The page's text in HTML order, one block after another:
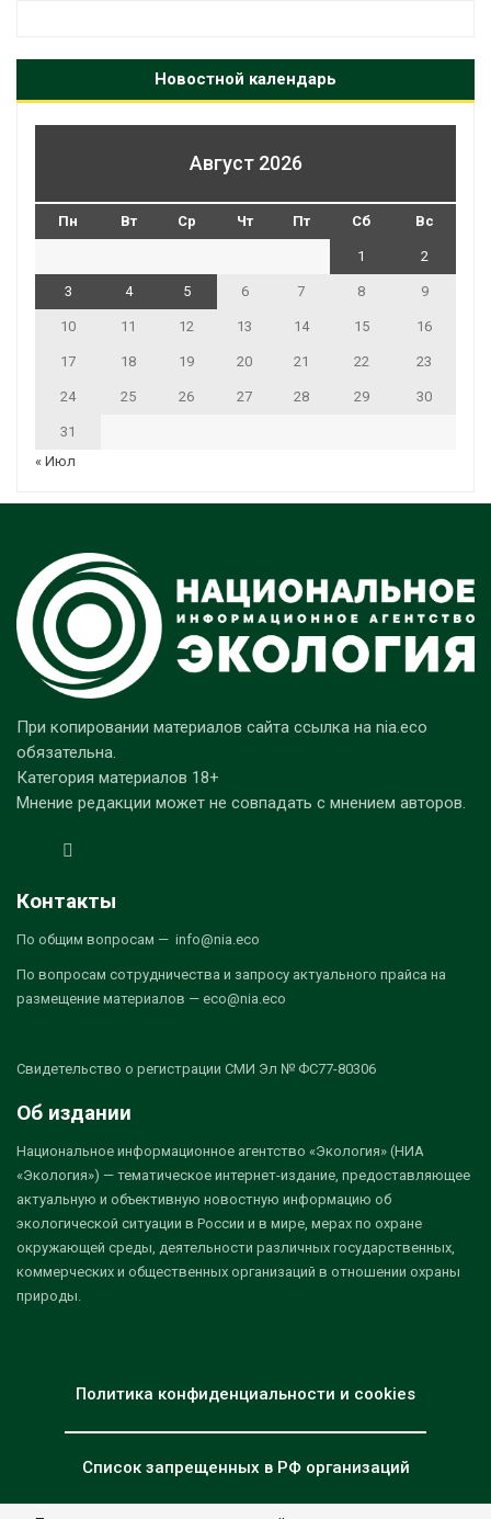
Новостной календарь
Август 2026
Пн Вт Ср Чт Пт Сб Вс
1 2
3 4 5 6 7 8 9
10 11 12 13 14 15 16
17 18 19 20 21 22 23
24 25 26 27 28 29 30
31
« Июл
При копировании материалов сайта ссылка на nia.eco
обязательна.
Категория материалов 18+
Мнение редакции может не совпадать с мнением авторов.
Контакты
По общим вопросам — info@nia.eco
По вопросам сотрудничества и запросу актуального прайса на
размещение материалов — eco@nia.eco
Свидетельство о регистрации СМИ Эл № ФС77-80306
Об издании
Национальное информационное агентство «Экология» (НИА
«Экология») — тематическое интернет-издание, предоставляющее
актуальную и объективную новостную информацию об
экологической ситуации в России и в мире, мерах по охране
окружающей среды, деятельности различных государственных,
коммерческих и общественных организаций в отношении охраны
природы.
Политика конфиденциальности и cookies
Список запрещенных в РФ организаций